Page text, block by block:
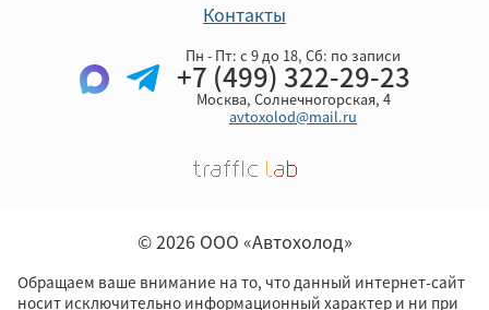
Контакты
Пн - Пт: с 9 до 18, Cб: по записи
+7 (499) 322-29-23
Москва, Солнечногорская, 4
avtoxolod@mail.ru
© 2026 ООО «Автохолод»
Обращаем ваше внимание на то, что данный интернет-сайт
носит исключительно информационный характер и ни при